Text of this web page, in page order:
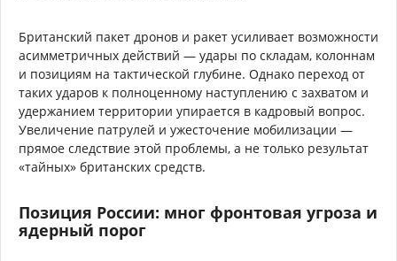
Британский пакет дронов и ракет усиливает возможности
асимметричных действий — удары по складам, колоннам
и позициям на тактической глубине. Однако переход от
таких ударов к полноценному наступлению с захватом и
удержанием территории упирается в кадровый вопрос.
Увеличение патрулей и ужесточение мобилизации —
прямое следствие этой проблемы, а не только результат
«тайных» британских средств.
Позиция России: мног фронтовая угроза и
ядерный порог